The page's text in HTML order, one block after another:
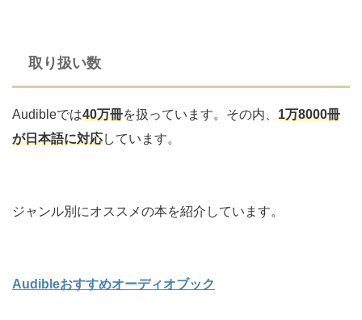
取り扱い数
Audibleでは40万冊を扱っています。その内、 1万8000冊
が日本語に対応しています。
ジャンル別にオススメの本を紹介しています。
Audibleおすすめオーディオブック